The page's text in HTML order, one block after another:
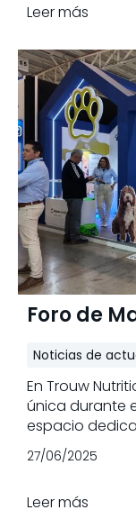
Leer más
Foro de
Noticias de
En Trouw
única durante
espacio
la nutrición pet.
27/06/2025
Leer más